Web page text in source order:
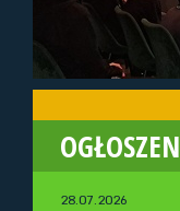
28.07.2026